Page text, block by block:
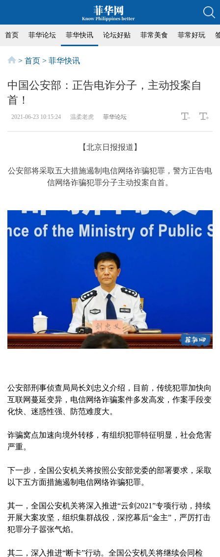
首页 菲华论坛 菲华快讯 论坛好贴 菲常美食 菲常好玩
> 首页 > 菲华快讯
中国公安部：正告电诈分子，主动投案自
首！
2021-06-23 10:15:24 温柔老虎 菲华论坛
【北京日报报道】
公安部将采取五大措施遏制电信网络诈骗犯罪，警方正告电
信网络诈骗犯罪分子主动投案自首。
公安部刑事侦查局局长刘忠义介绍，目前，传统犯罪加快向
互联网蔓延变异，电信网络诈骗案件多发高发，作案手段变
化快、迷惑性强、防范难度大。
诈骗窝点加速向境外转移，有组织犯罪特征明显，社会危害
严重。
下一步，全国公安机关将按照公安部党委的部署要求，采取
以下五方面措施遏制电信网络诈骗犯罪。
其一，全国公安机关将深入推进“云剑2021”专项行动，持续
开展大案攻坚，组织集群战役，深挖幕后“金主”，严厉打击
犯罪分子嚣张气焰。
其二，深入推进“断卡”行动。全国公安机关将继续会同检